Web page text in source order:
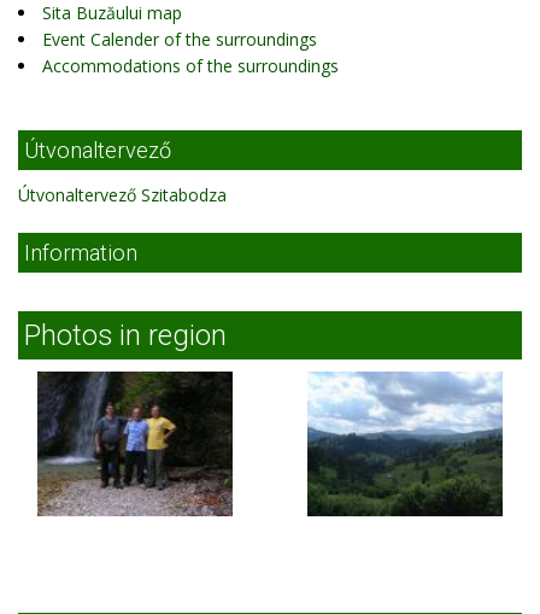
Sita Buzăului map
Event Calender of the surroundings
Accommodations of the surroundings
Útvonaltervező
Útvonaltervező Szitabodza
Information
Photos in region